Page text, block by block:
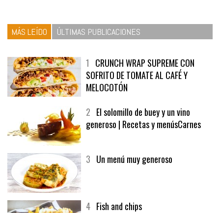
MÁS LEÍDO ÚLTIMAS PUBLICACIONES
1 CRUNCH WRAP SUPREME CON
SOFRITO DE TOMATE AL CAFÉ Y
MELOCOTÓN
2 El solomillo de buey y un vino
generoso | Recetas y menúsCarnes
3 Un menú muy generoso
4 Fish and chips